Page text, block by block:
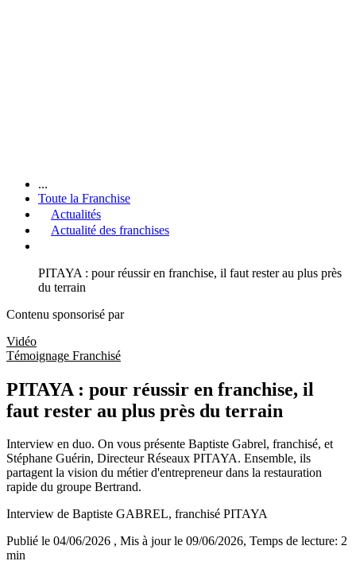
...
Toute la Franchise
Actualités
Actualité des franchises
PITAYA : pour réussir en franchise, il faut rester au plus près
du terrain
Contenu sponsorisé par
Vidéo
Témoignage Franchisé
PITAYA : pour réussir en franchise, il
faut rester au plus près du terrain
Interview en duo. On vous présente Baptiste Gabrel, franchisé, et
Stéphane Guérin, Directeur Réseaux PITAYA. Ensemble, ils
partagent la vision du métier d'entrepreneur dans la restauration
rapide du groupe Bertrand.
Interview de Baptiste GABREL, franchisé PITAYA
Publié le 04/06/2026 , Mis à jour le 09/06/2026, Temps de lecture: 2
min